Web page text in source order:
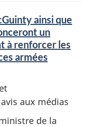
ainsi que
un
à renforcer les
armées
aux médias
de la